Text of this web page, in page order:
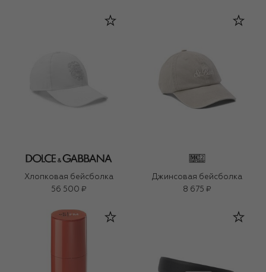
Хлопковая бейсболка
56 500 ₽
Джинсовая бейсболка
8 675 ₽